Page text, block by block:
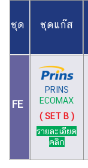
ชุด ชุดแก๊ส
FE
PRINS
ECOMAX
( SET B )
รายละเอียด
คลิก